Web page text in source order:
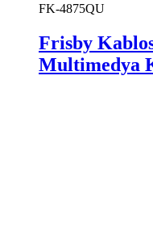
FK-4875QU
Frisby
Multimedya